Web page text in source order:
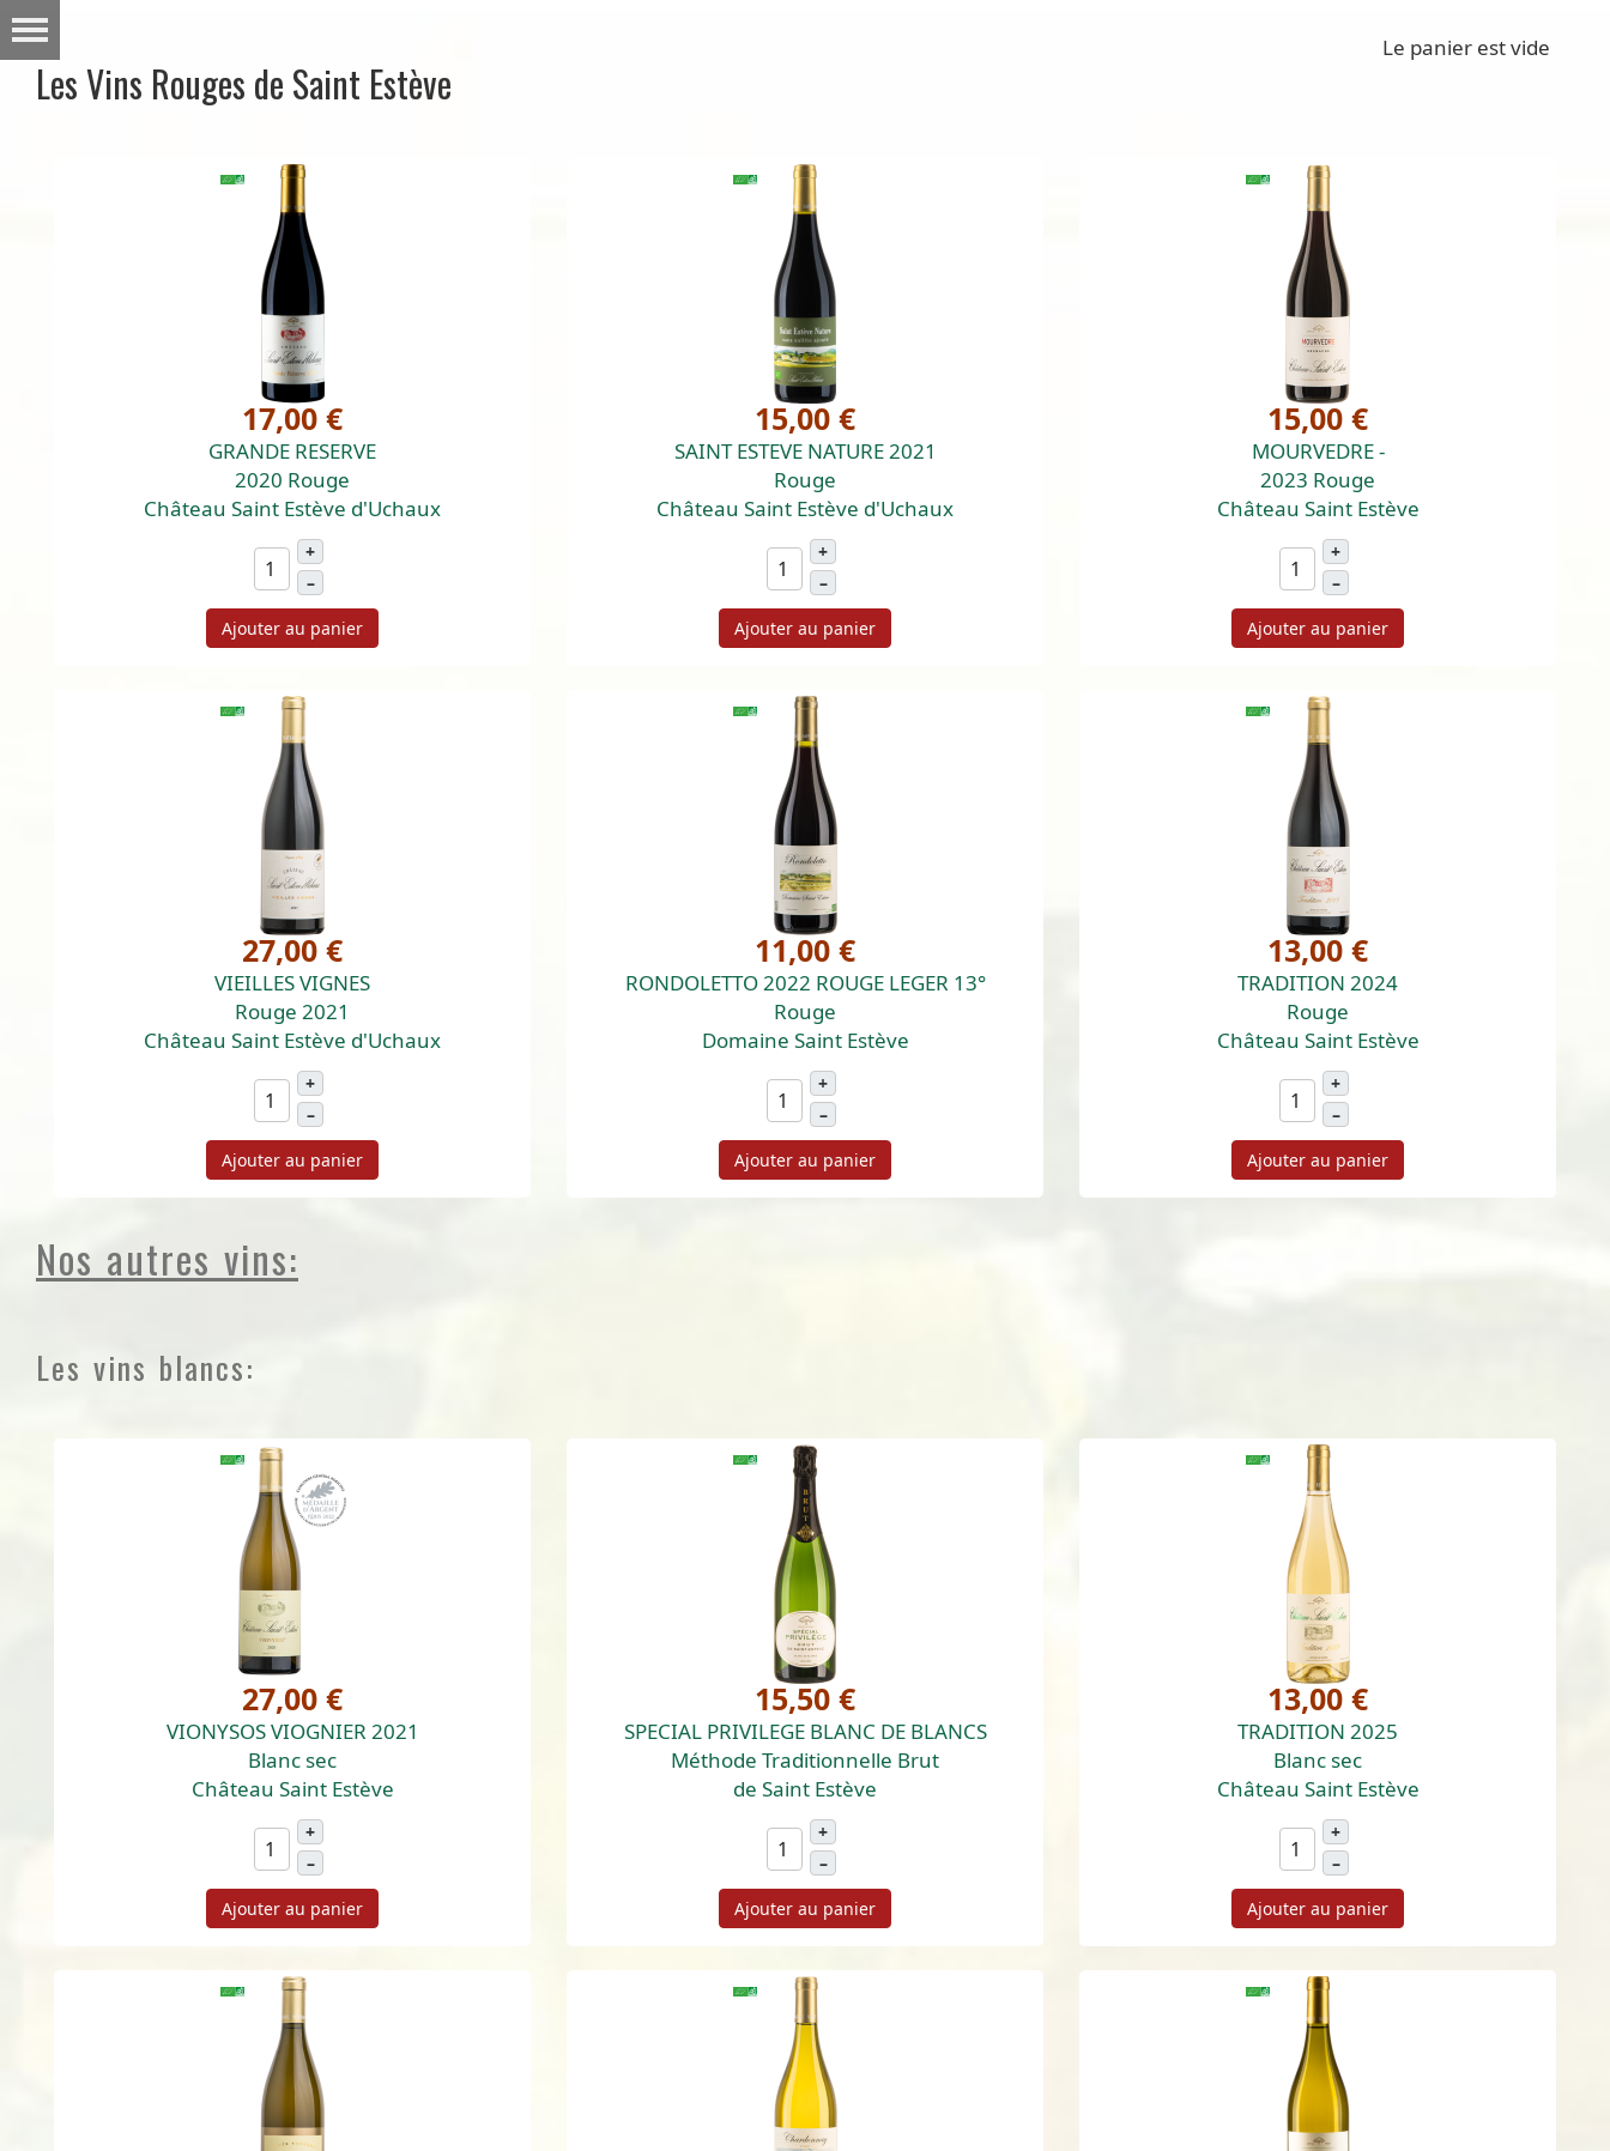
Le panier est vide
Les Vins Rouges de Saint Estève
17,00 €
GRANDE RESERVE
2020 Rouge
Château Saint Estève d'Uchaux
+
–
Ajouter au panier
15,00 €
SAINT ESTEVE NATURE 2021
Rouge
Château Saint Estève d'Uchaux
+
–
Ajouter au panier
15,00 €
MOURVEDRE -
2023 Rouge
Château Saint Estève
+
–
Ajouter au panier
27,00 €
VIEILLES VIGNES
Rouge 2021
Château Saint Estève d'Uchaux
+
–
Ajouter au panier
11,00 €
RONDOLETTO 2022 ROUGE LEGER 13°
Rouge
Domaine Saint Estève
+
–
Ajouter au panier
13,00 €
TRADITION 2024
Rouge
Château Saint Estève
+
–
Ajouter au panier
Nos autres vins:
Les vins blancs:
27,00 €
VIONYSOS VIOGNIER 2021
Blanc sec
Château Saint Estève
+
–
Ajouter au panier
15,50 €
SPECIAL PRIVILEGE BLANC DE BLANCS
Méthode Traditionnelle Brut
de Saint Estève
+
–
Ajouter au panier
13,00 €
TRADITION 2025
Blanc sec
Château Saint Estève
+
–
Ajouter au panier